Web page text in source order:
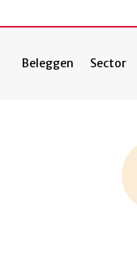
Beleggen Sector